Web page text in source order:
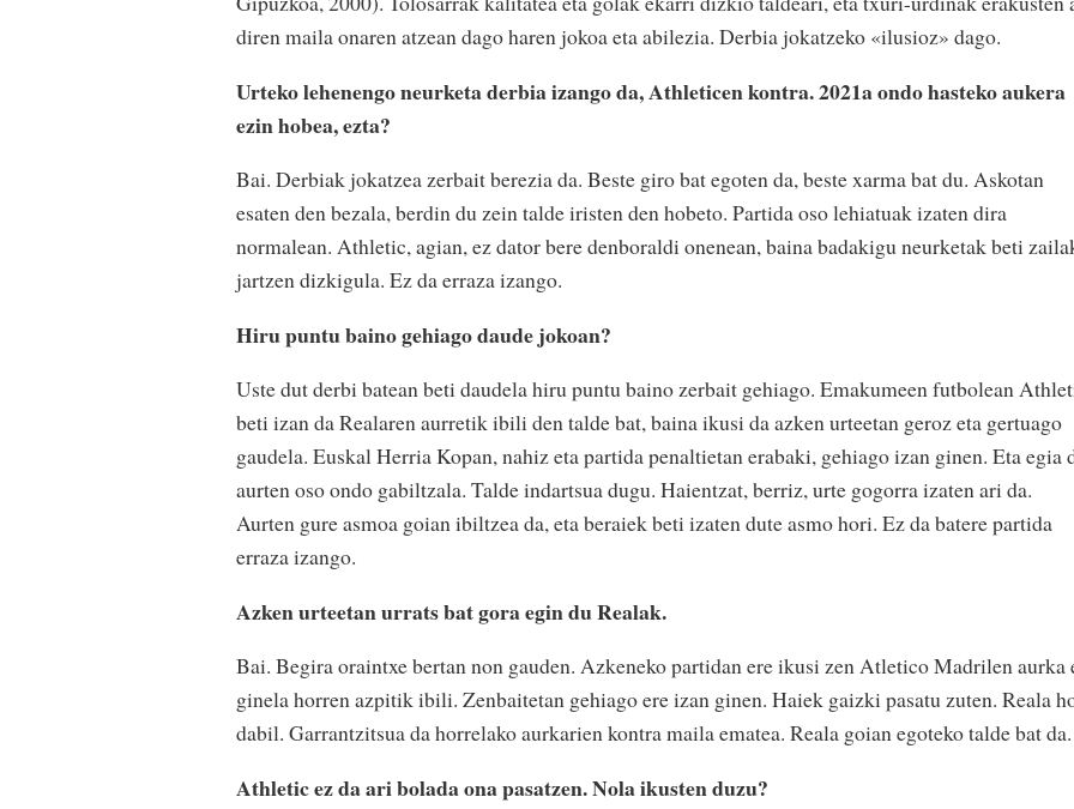
diren maila onaren atzean dago haren jokoa eta abilezia. Derbia jokatzeko «ilusioz» dago.
Urteko lehenengo neurketa derbia izango da, Athleticen kontra. 2021a ondo hasteko aukera
ezin hobea, ezta?
Bai. Derbiak jokatzea zerbait berezia da. Beste giro bat egoten da, beste xarma bat du. Askotan
esaten den bezala, berdin du zein talde iristen den hobeto. Partida oso lehiatuak izaten dira
normalean. Athletic, agian, ez dator bere denboraldi onenean, baina badakigu neurketak beti
jartzen dizkigula. Ez da erraza izango.
Hiru puntu baino gehiago daude jokoan?
Uste dut derbi batean beti daudela hiru puntu baino zerbait gehiago. Emakumeen futbolean
beti izan da Realaren aurretik ibili den talde bat, baina ikusi da azken urteetan geroz eta gertuago
gaudela. Euskal Herria Kopan, nahiz eta partida penaltietan erabaki, gehiago izan ginen. Eta egia
aurten oso ondo gabiltzala. Talde indartsua dugu. Haientzat, berriz, urte gogorra izaten ari da.
Aurten gure asmoa goian ibiltzea da, eta beraiek beti izaten dute asmo hori. Ez da batere partida
erraza izango.
Azken urteetan urrats bat gora egin du Realak.
Bai. Begira oraintxe bertan non gauden. Azkeneko partidan ere ikusi zen Atletico Madrilen aurka
ginela horren azpitik ibili. Zenbaitetan gehiago ere izan ginen. Haiek gaizki pasatu zuten. Reala
dabil. Garrantzitsua da horrelako aurkarien kontra maila ematea. Reala goian egoteko talde bat da.
Athletic ez da ari bolada ona pasatzen. Nola ikusten duzu?